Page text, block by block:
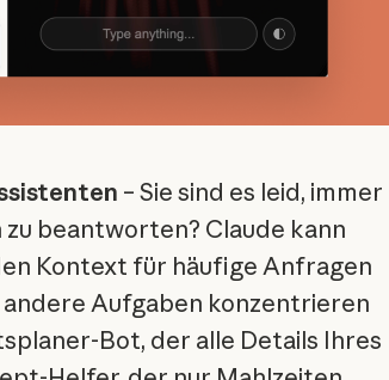
– Sie sind es leid, immer
beantworten? Claude kann
Kontext für häufige Anfragen
andere Aufgaben konzentrieren
Bot, der alle Details Ihres